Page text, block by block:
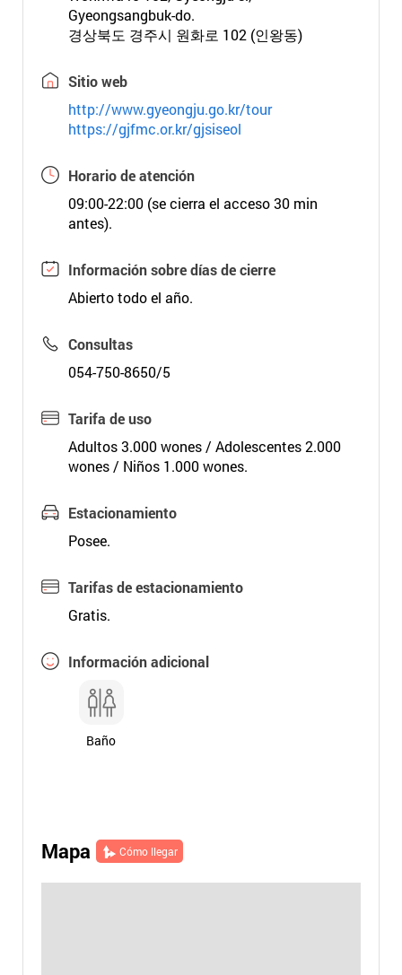
Gyeongsangbuk-do.
경상북도 경주시 원화로 102 (인왕동)
Sitio web
http://www.gyeongju.go.kr/tour
https://gjfmc.or.kr/gjsiseol
Horario de atención
09:00-22:00 (se cierra el acceso 30 min
antes).
Información sobre días de cierre
Abierto todo el año.
Consultas
054-750-8650/5
Tarifa de uso
Adultos 3.000 wones / Adolescentes 2.000
wones / Niños 1.000 wones.
Estacionamiento
Posee.
Tarifas de estacionamiento
Gratis.
Información adicional
Baño
Mapa Cómo llegar